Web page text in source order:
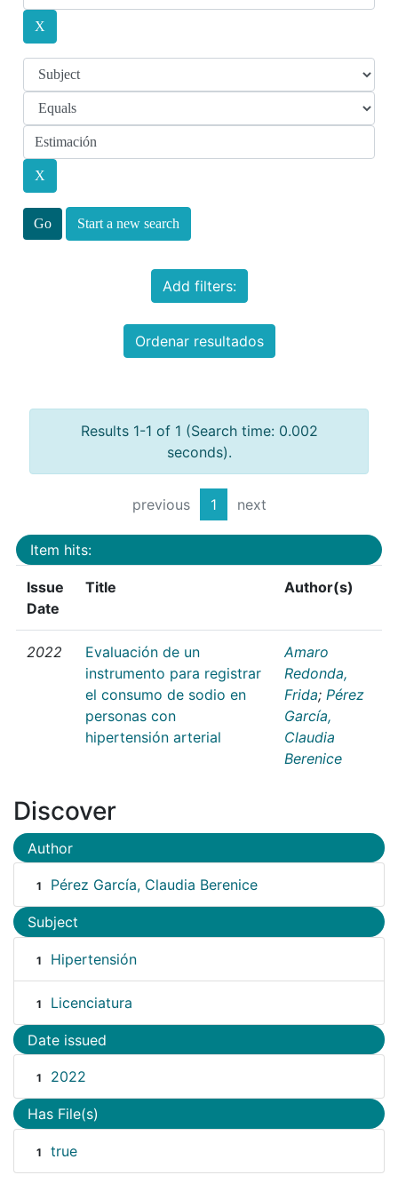
Start a new search
Add filters:
Ordenar resultados
Results 1-1 of 1 (Search time: 0.002
seconds).
previous 1 next
Item hits:
Issue
Date
Title Author(s)
2022
Evaluación de un
instrumento para registrar
el consumo de sodio en
personas con
hipertensión arterial
Amaro
Redonda,
Frida; Pérez
García,
Claudia
Berenice
Discover
Author
1 Pérez García, Claudia Berenice
Subject
1 Hipertensión
1 Licenciatura
Date issued
1 2022
Has File(s)
1 true